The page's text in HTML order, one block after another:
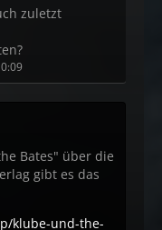
zuletzt
Bates" über die
gibt es das
klube-und-the-